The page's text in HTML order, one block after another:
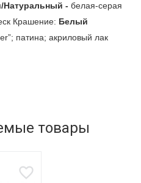
/Натуральный - белая-серая
Крашение: Белый
патина; акриловый лак
товары